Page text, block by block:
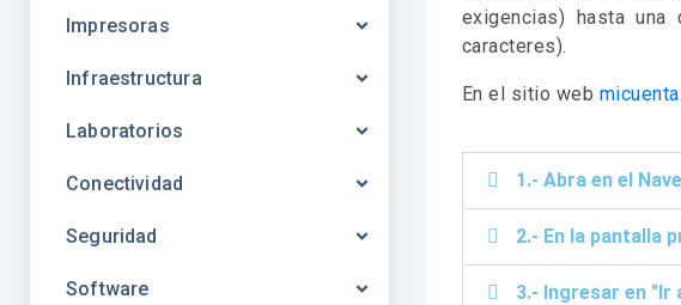
Impresoras
Infraestructura
Laboratorios
Conectividad
Seguridad
Software
exigencias) hasta
caracteres).
En el sitio web
1.- Abra en el
2.- En la pantalla
3.- Ingresar en "Ir